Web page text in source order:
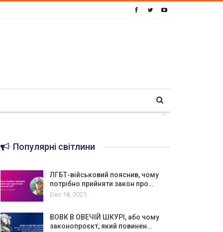
Популярні світлини
ЛГБТ-військовий пояснив, чому
потрібно прийняти закон про…
Dec 18, 2025
ВОВК В ОВЕЧІЙ ШКУРІ, або чому
законопроєкт, який повинен…